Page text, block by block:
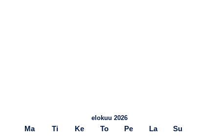
elokuu 2026
Ma Ti Ke To Pe La
Su